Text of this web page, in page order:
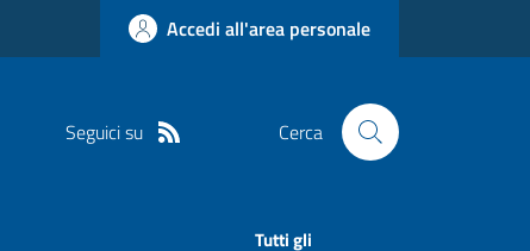
Accedi all'area personale
Seguici su Cerca
Tutti gli